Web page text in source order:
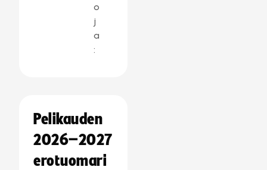
o
j
a
:
Pelikauden
2026–2027
erotuomari